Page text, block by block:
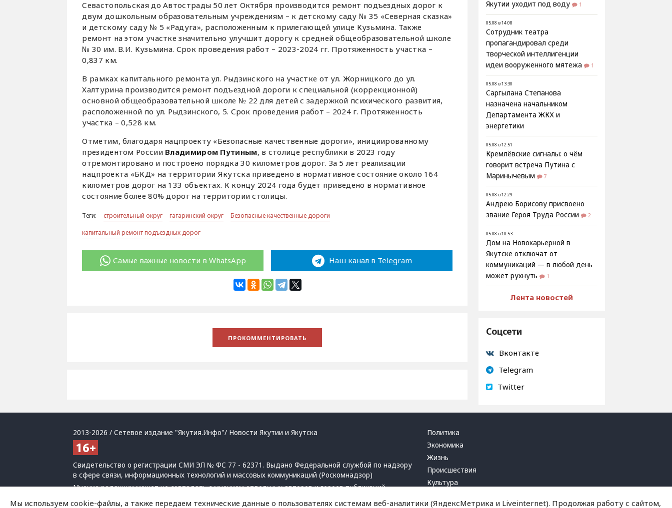
Севастопольская до Автострады 50 лет Октября производится ремонт подъездных дорог к
двум дошкольным образовательным учреждениям – к детскому саду № 35 «Северная сказка»
и детскому саду № 5 «Радуга», расположенным к прилегающей улице Кузьмина. Также
ремонт на этом участке значительно улучшит дорогу к средней общеобразовательной школе
№ 30 им. В.И. Кузьмина. Срок проведения работ – 2023-2024 гг. Протяженность участка –
0,837 км.
В рамках капитального ремонта ул. Рыдзинского на участке от ул. Жорницкого до ул.
Халтурина производится ремонт подъездной дороги к специальной (коррекционной)
основной общеобразовательной школе № 22 для детей с задержкой психического развития,
расположенной по ул. Рыдзинского, 5. Срок проведения работ – 2024 г. Протяженность
участка – 0,528 км.
Отметим, благодаря нацпроекту «Безопасные качественные дороги», инициированному
президентом России Владимиром Путиным, в столице республики в 2023 году
отремонтировано и построено порядка 30 километров дорог. За 5 лет реализации
нацпроекта «БКД» на территории Якутска приведено в нормативное состояние около 164
километров дорог на 133 объектах. К концу 2024 года будет приведено в нормативное
состояние более 80% дорог на территории столицы.
Теги: строительный округ гагаринский округ
Безопасные качественные дороги
капитальный ремонт подъездных дорог
Самые важные новости в WhatsApp Наш канал в Telegram
Якутии уходит под воду
1
05.08 в 14:08
Сотрудник театра
пропагандировал среди
творческой интеллигенции
идеи вооруженного мятежа
1
05.08 в 13:30
Саргылана Степанова
назначена начальником
Департамента ЖКХ и
энергетики
05.08 в 12:51
Кремлёвские сигналы: о чём
говорит встреча Путина с
Маринычевым
7
05.08 в 12:29
Андрею Борисову присвоено
звание Героя Труда России
2
05.08 в 10:53
Дом на Новокарьерной в
Якутске отключат от
коммуникаций — в любой день
может рухнуть
1
Лента новостей
Соцсети
Вконтакте
Telegram
Twitter
2013-2026 / Сетевое издание "Якутия.Инфо"/ Новости Якутии и Якутска
Свидетельство о регистрации СМИ ЭЛ № ФС 77 - 62371. Выдано Федеральной службой по надзору
в сфере связи, информационных технологий и массовых коммуникаций (Роскомнадзор)
Мнение редакции может не совпадать с мнением отдельных авторов и героев публикаций.
При использовании материалов обязательна активная ссылка на сайт.
Политика
Экономика
Жизнь
Происшествия
Культура
Мы используем cookie-файлы, а также передаем технические данные о пользователях системам веб-аналитики (ЯндексМетрика и Liveinternet). Продолжая работу с сайтом,